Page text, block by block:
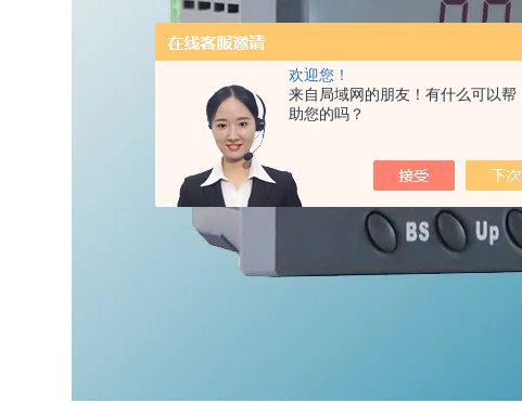
欢迎您！
来自局域网的朋友！有什么可以帮
助您的吗？